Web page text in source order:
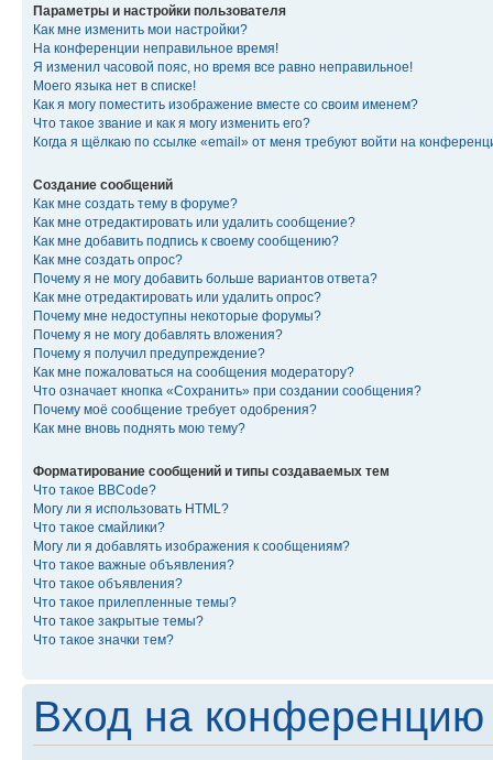
Параметры и настройки пользователя
Как мне изменить мои настройки?
На конференции неправильное время!
Я изменил часовой пояс, но время все равно неправильное!
Моего языка нет в списке!
Как я могу поместить изображение вместе со своим именем?
Что такое звание и как я могу изменить его?
Когда я щёлкаю по ссылке «email» от меня требуют войти на
Создание сообщений
Как мне создать тему в форуме?
Как мне отредактировать или удалить сообщение?
Как мне добавить подпись к своему сообщению?
Как мне создать опрос?
Почему я не могу добавить больше вариантов ответа?
Как мне отредактировать или удалить опрос?
Почему мне недоступны некоторые форумы?
Почему я не могу добавлять вложения?
Почему я получил предупреждение?
Как мне пожаловаться на сообщения модератору?
Что означает кнопка «Сохранить» при создании сообщения?
Почему моё сообщение требует одобрения?
Как мне вновь поднять мою тему?
Форматирование сообщений и типы создаваемых тем
Что такое BBCode?
Могу ли я использовать HTML?
Что такое смайлики?
Могу ли я добавлять изображения к сообщениям?
Что такое важные объявления?
Что такое объявления?
Что такое прилепленные темы?
Что такое закрытые темы?
Что такое значки тем?
Вход на конференцию